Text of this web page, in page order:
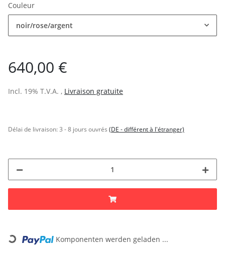
Couleur
noir/rose/argent
640,00 €
Incl. 19% T.V.A. , Livraison gratuite
Délai de livraison:3 - 8 jours ouvrés (DE - différent à l'étranger)
Loading... Komponenten werden geladen ...